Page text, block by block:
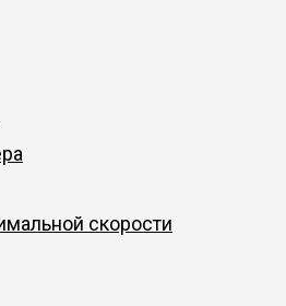
скорости